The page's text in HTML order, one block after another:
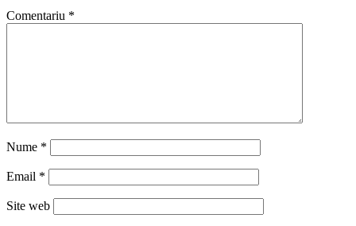
Comentariu *
Nume *
Email *
Site web